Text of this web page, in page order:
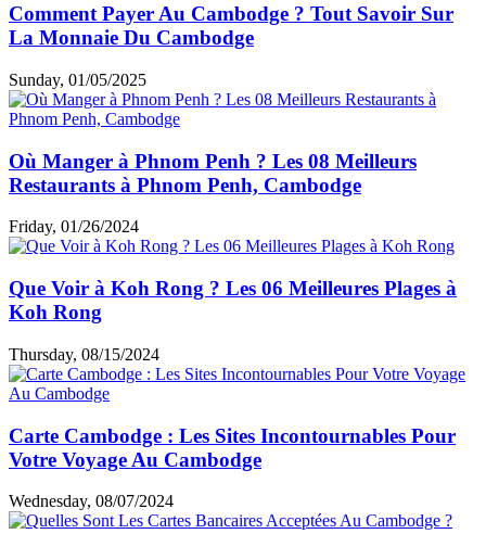
Comment Payer Au Cambodge ? Tout Savoir Sur
La Monnaie Du Cambodge
Sunday, 01/05/2025
Où Manger à Phnom Penh ? Les 08 Meilleurs
Restaurants à Phnom Penh, Cambodge
Friday, 01/26/2024
Que Voir à Koh Rong ? Les 06 Meilleures Plages à
Koh Rong
Thursday, 08/15/2024
Carte Cambodge : Les Sites Incontournables Pour
Votre Voyage Au Cambodge
Wednesday, 08/07/2024